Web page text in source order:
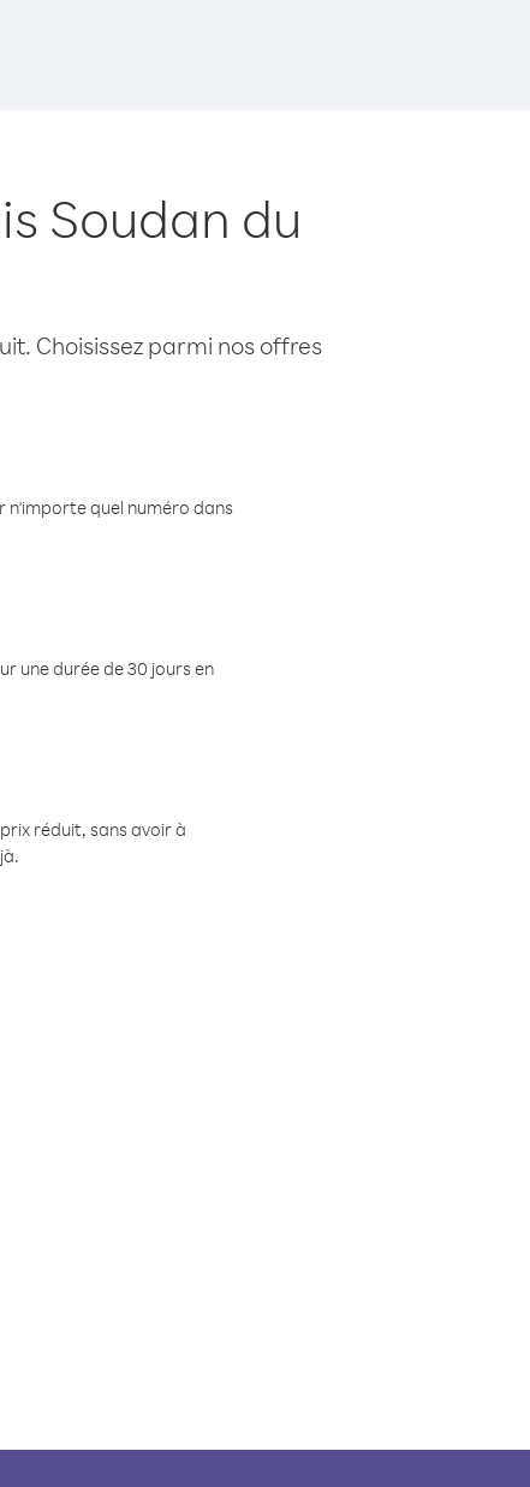
Soudan du
Choisissez parmi nos offres
n'importe quel numéro dans
une durée de 30 jours en
réduit, sans avoir à